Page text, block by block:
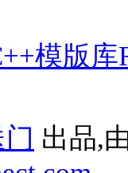
模版库
出品,